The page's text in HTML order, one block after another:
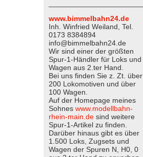
www.bimmelbahn24.de
Inh. Winfried Weiland, Tel.
0173 8384894
info@bimmelbahn24.de
Wir sind einer der größten
Spur-1-Händler für Loks und
Wagen aus 2.ter Hand.
Bei uns finden Sie z. Zt. über
200 Lokomotiven und über
100 Wagen.
Auf der Homepage meines
Sohnes www.modellbahn-
rhein-main.desind weitere
Spur-1-Artikel zu finden.
Darüber hinaus gibt es über
1.500 Loks, Zugsets und
Wagen der Spuren N, H0, 0